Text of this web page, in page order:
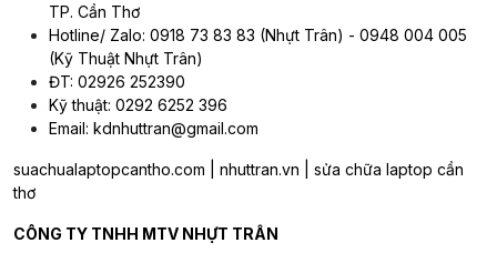
TP. Cần Thơ
Hotline/ Zalo: 0918 73 83 83 (Nhựt Trân) - 0948 004 005
(Kỹ Thuật Nhựt Trân)
ĐT: 02926 252390
Kỹ thuật: 0292 6252 396
Email: kdnhuttran@gmail.com
suachualaptopcantho.com | nhuttran.vn | sửa chữa laptop cần
thơ
CÔNG TY TNHH MTV NHỰT TRÂN